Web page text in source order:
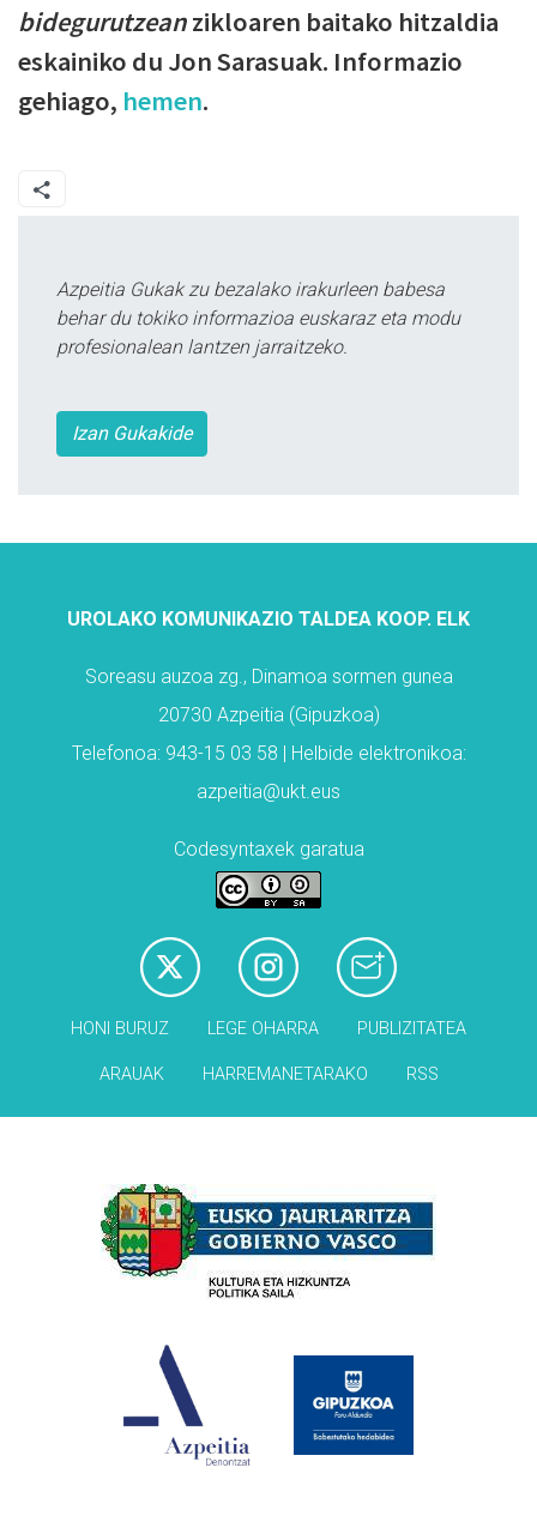
bidegurutzeanzikloaren baitako hitzaldia
eskainiko du Jon Sarasuak. Informazio
gehiago, hemen.
Azpeitia Gukak zu bezalako irakurleen babesa
behar du tokiko informazioa euskaraz eta modu
profesionalean lantzen jarraitzeko.
Izan Gukakide
UROLAKO KOMUNIKAZIO TALDEA KOOP. ELK
Soreasu auzoa zg., Dinamoa sormen gunea
20730 Azpeitia (Gipuzkoa)
Telefonoa: 943-15 03 58 | Helbide elektronikoa:
azpeitia@ukt.eus
Codesyntaxek garatua
HONI BURUZ LEGE OHARRA PUBLIZITATEA
ARAUAK HARREMANETARAKO RSS